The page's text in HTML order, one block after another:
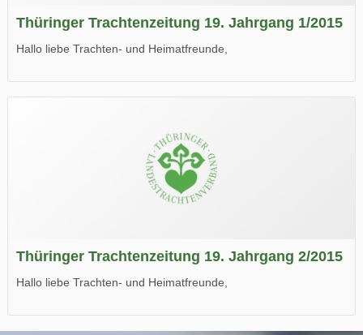
Thüringer Trachtenzeitung 19. Jahrgang 1/2015
Hallo liebe Trachten- und Heimatfreunde,
Wir wünschen Euch viel Spaß beim Lesen.
Thüringer Trachtenzeitung 19. Jahrgang 2/2015
Hallo liebe Trachten- und Heimatfreunde,
Wir wünschen Euch viel Spaß beim Lesen.